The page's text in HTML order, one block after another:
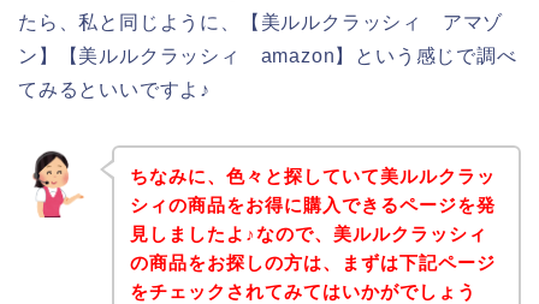
たら、私と同じように、【美ルルクラッシィ アマゾ
ン】【美ルルクラッシィ amazon】という感じで調べ
てみるといいですよ♪
ちなみに、色々と探していて美ルルクラッ
シィの商品をお得に購入できるページを発
見しましたよ♪なので、美ルルクラッシィ
の商品をお探しの方は、まずは下記ページ
をチェックされてみてはいかがでしょう